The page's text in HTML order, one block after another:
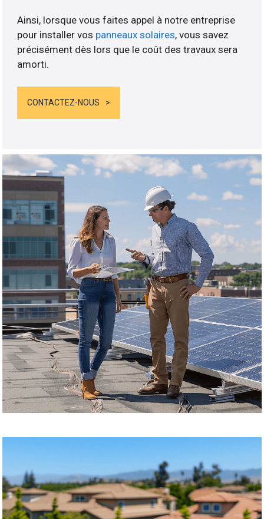
Ainsi, lorsque vous faites appel à notre entreprise
pour installer vos panneaux solaires, vous savez
précisément dès lors que le coût des travaux sera
amorti.
CONTACTEZ-NOUS